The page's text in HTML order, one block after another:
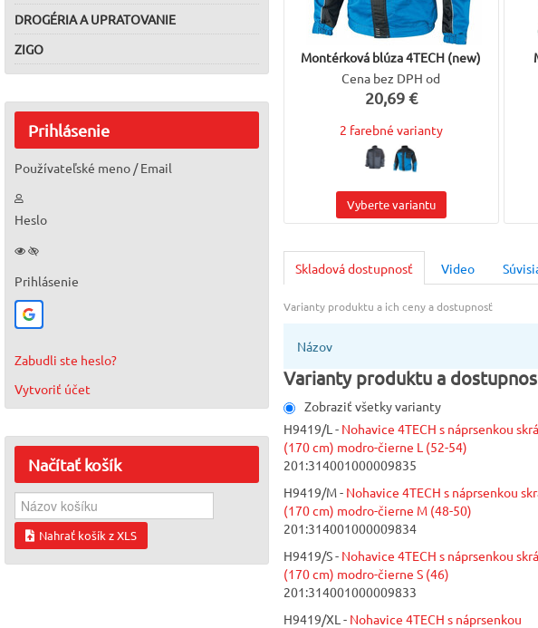
DROGÉRIA A UPRATOVANIE
ZIGO
Prihlásenie
Používateľské meno / Email
Heslo
Prihlásenie
Zabudli ste heslo?
Vytvoriť účet
Načítaťkošík
Nahrať košík z XLS
Montérková blúza 4TECH (new)
Cena bez DPH od
20,69 €
2 farebné varianty
Vyberte variantu
Skladová dostupnosť Video
Varianty produktu a ich ceny a dostupnosť
Názov
Varianty produktu a
Zobraziť všetky varianty
H9419/L - Nohavice 4TECH s náprsenkou
(170 cm) modro-čierne L (52-54)
201:314001000009835
H9419/M - Nohavice 4TECH s náprsenkou
(170 cm) modro-čierne M (48-50)
201:314001000009834
H9419/S - Nohavice 4TECH s náprsenkou
(170 cm) modro-čierne S (46)
201:314001000009833
H9419/XL - Nohavice 4TECH s náprsenkou